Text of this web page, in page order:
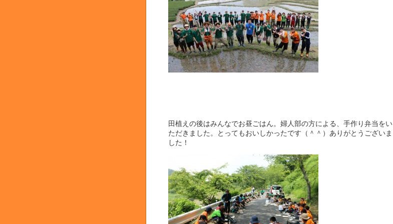
田植えの後はみんなでお昼ごはん。婦人部の方による、手作り弁当をい
ただきました。とってもおいしかったです（＾＾）ありがとうございま
した！